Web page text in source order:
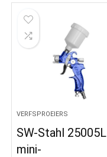
VERFSPROEIERS
SW-Stahl 25005L
mini-